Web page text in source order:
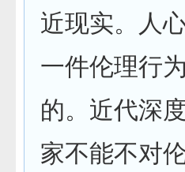
近现实。人
一件伦理行
的。近代深
家不能不对